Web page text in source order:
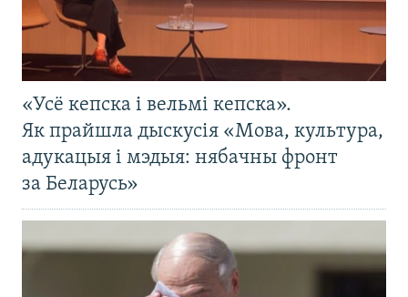
«Усё кепска і вельмі кепска».
Як прайшла дыскусія «Мова, культура,
адукацыя і мэдыя: нябачны фронт
за Беларусь»